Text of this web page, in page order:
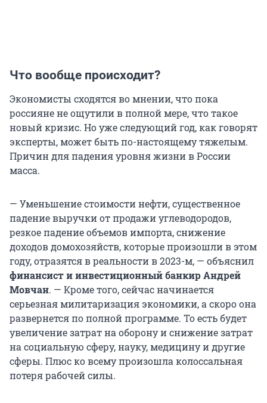
Что вообще происходит?
Экономисты сходятся во мнении, что пока
россияне не ощутили в полной мере, что такое
новый кризис. Но уже следующий год, как говорят
эксперты, может быть по-настоящему тяжелым.
Причин для падения уровня жизни в России
масса.
— Уменьшение стоимости нефти, существенное
падение выручки от продажи углеводородов,
резкое падение объемов импорта, снижение
доходов домохозяйств, которые произошли в этом
году, отразятся в реальности в 2023-м, — объяснил
финансист и инвестиционный банкир Андрей
Мовчан. — Кроме того, сейчас начинается
серьезная милитаризация экономики, а скоро она
развернется по полной программе. То есть будет
увеличение затрат на оборону и снижение затрат
на социальную сферу, науку, медицину и другие
сферы. Плюс ко всему произошла колоссальная
потеря рабочей силы.